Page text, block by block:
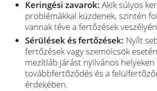
Keringési zavarok: Akik súlyos
problémákkal küzdenek, szintén
vannak téve a fertőzések
Sérülések és fertőzések: Nyílt
fertőzések vagy szemölcsök
mezítláb járást nyilvános helyeken
továbbfertőződés és a
érdekében.